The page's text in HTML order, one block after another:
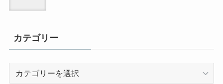
カテゴリー